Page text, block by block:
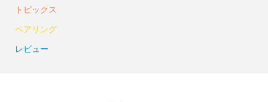
トピックス
ペアリング
レビュー